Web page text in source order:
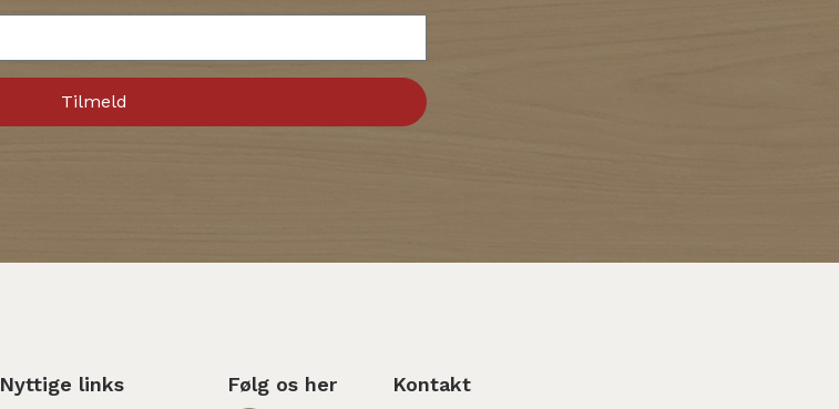
Nyttige links Følg os her Kontakt